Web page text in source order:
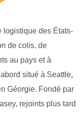
logistique des États-
de colis, de
au pays et à
situé à Seattle,
Géorgie. Fondé par
rejoints plus tard